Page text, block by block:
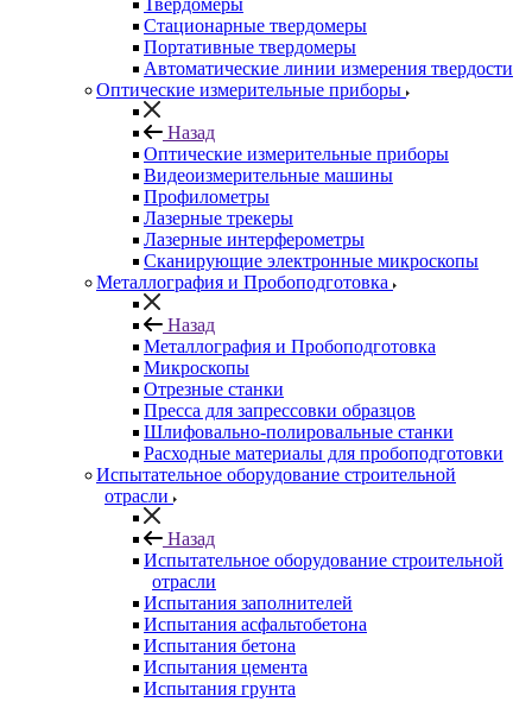
Твердомеры
Стационарные твердомеры
Портативные твердомеры
Автоматические линии измерения твердости
Оптические измерительные приборы
Назад
Оптические измерительные приборы
Видеоизмерительные машины
Профилометры
Лазерные трекеры
Лазерные интерферометры
Сканирующие электронные микроскопы
Металлография и Пробоподготовка
Назад
Металлография и Пробоподготовка
Микроскопы
Отрезные станки
Пресса для запрессовки образцов
Шлифовально-полировальные станки
Расходные материалы для пробоподготовки
Испытательное оборудование строительной
отрасли
Назад
Испытательное оборудование строительной
отрасли
Испытания заполнителей
Испытания асфальтобетона
Испытания бетона
Испытания цемента
Испытания грунта